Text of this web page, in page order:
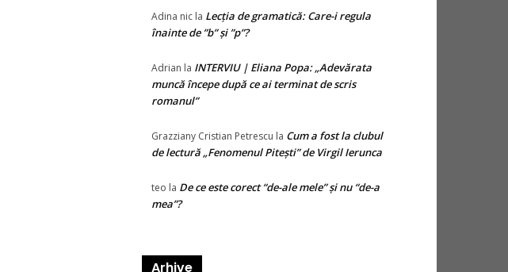
Adina nic la Lecția de gramatică: Care-i regula
înainte de ”b” și ”p”?
Adrian la INTERVIU | Eliana Popa: „Adevărata
muncă începe după ce ai terminat de scris
romanul”
Grazziany Cristian Petrescu la Cum a fost la clubul
de lectură „Fenomenul Pitești” de Virgil Ierunca
teo la De ce este corect “de-ale mele” și nu “de-a
mea”?
Arhive